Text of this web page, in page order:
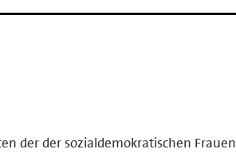
der der sozialdemokratischen Frauen